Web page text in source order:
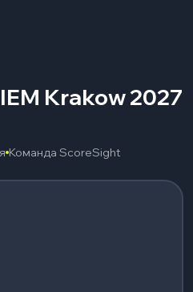
Krakow 2027
Команда ScoreSight